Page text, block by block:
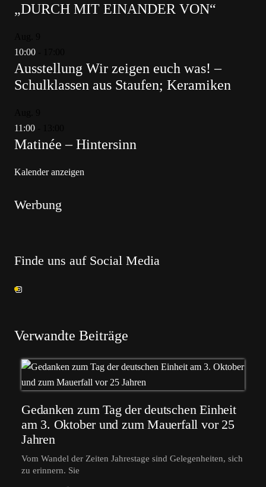
„DURCH MIT EINANDER VON“
10:00
Ausstellung Wir zeigen euch was! –
Schulklassen aus Staufen; Keramiken
11:00
Matinée – Hintersinn
Kalender anzeigen
Werbung
Finde uns auf Social Media
Verwandte Beiträge
Gedanken zum Tag der deutschen Einheit
am 3. Oktober und zum Mauerfall vor 25
Jahren
Vom Wandel der Zeiten Jahrestage sind Gelegenheiten, sich
zu erinnern. Sie